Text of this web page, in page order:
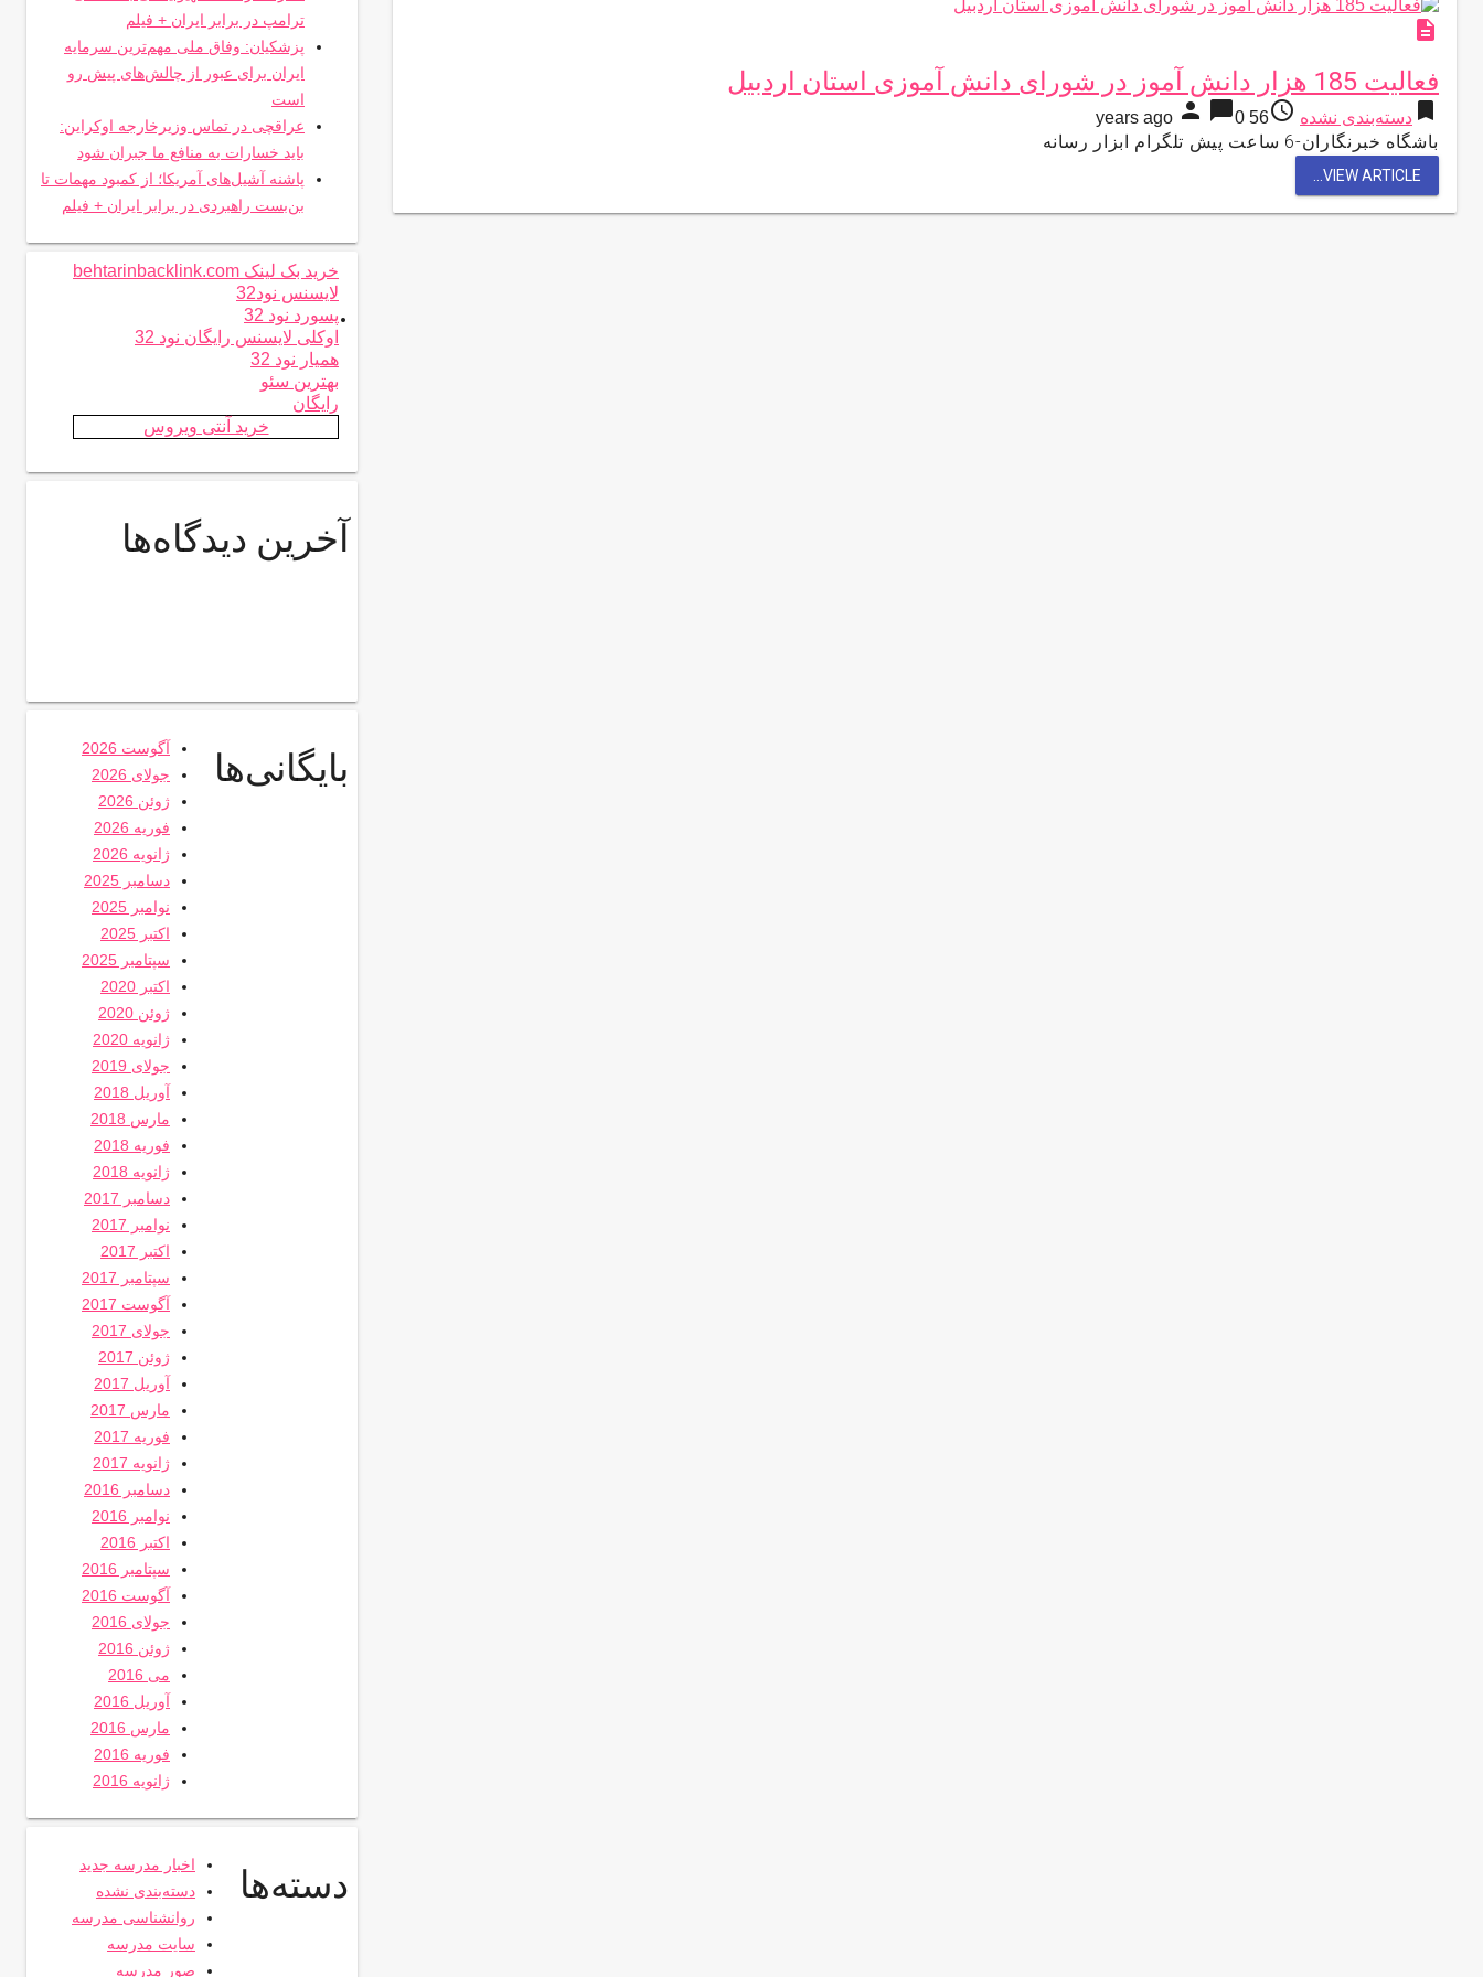
description
فعالیت 185 هزار دانش آموز در شورای دانش آموزی استان اردبیل
bookmark دسته‌بندی نشده access_time
56 years ago
person chat_bubble0
باشگاه خبرنگاران-6 ساعت پیش تلگرام ابزار رسانه
VIEW ARTICLE...
ترامپ در برابر ایران + فیلم
پزشکیان: وفاق ملی مهم‌ترین سرمایه
ایران برای عبور از چالش‌های پیش رو
است
عراقچی در تماس وزیرخارجه اوکراین:
باید خسارات به منافع ما جبران شود
پاشنه آشیل‌های آمریکا؛ از کمبود مهمات تا
بن‌بست راهبردی در برابر ایران + فیلم
.
خرید بک لینک behtarinbacklink.com
لایسنس نود32
پسورد نود 32
اوکلی لایسنس رایگان نود 32
همیار نود 32
بهترین سئو
رایگان
خرید آنتی ویروس
آخرین دیدگاه‌ها
بایگانی‌ها
آگوست 2026
جولای 2026
ژوئن 2026
فوریه 2026
ژانویه 2026
دسامبر 2025
نوامبر 2025
اکتبر 2025
سپتامبر 2025
اکتبر 2020
ژوئن 2020
ژانویه 2020
جولای 2019
آوریل 2018
مارس 2018
فوریه 2018
ژانویه 2018
دسامبر 2017
نوامبر 2017
اکتبر 2017
سپتامبر 2017
آگوست 2017
جولای 2017
ژوئن 2017
آوریل 2017
مارس 2017
فوریه 2017
ژانویه 2017
دسامبر 2016
نوامبر 2016
اکتبر 2016
سپتامبر 2016
آگوست 2016
جولای 2016
ژوئن 2016
می 2016
آوریل 2016
مارس 2016
فوریه 2016
ژانویه 2016
دسته‌ها
اخبار مدرسه جدید
دسته‌بندی نشده
روانشناسی مدرسه
سایت مدرسه
صور مدرسه